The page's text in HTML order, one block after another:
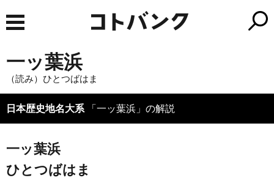
一ッ葉浜
（読み）ひとつばはま
日本歴史地名大系 「一ッ葉浜」の解説
一ッ葉浜
ひとつばはま